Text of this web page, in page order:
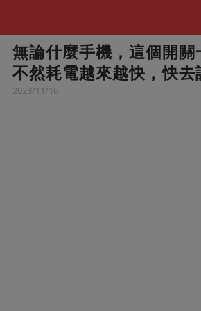
無論什麼手機，這個開關
不然耗電越來越快，快去
2023/11/16